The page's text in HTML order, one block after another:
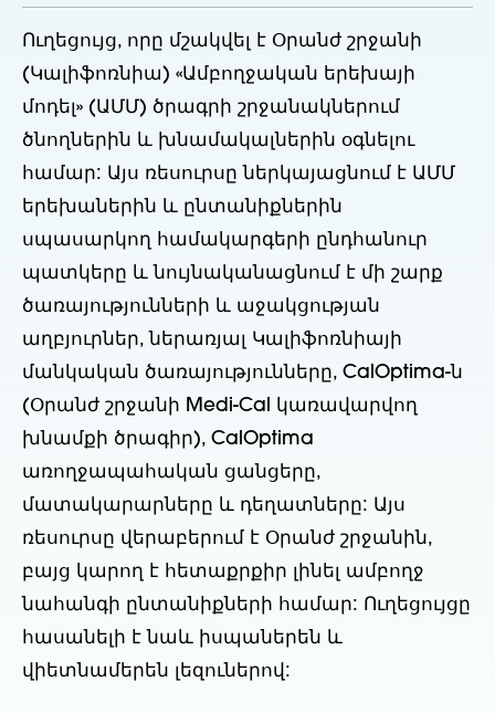
Ուղեցույց, որը մշակվել է Օրանժ շրջանի
(Կալիֆոռնիա) «Ամբողջական երեխայի
մոդել» (ԱՄՄ) ծրագրի շրջանակներում
ծնողներին և խնամակալներին օգնելու
համար: Այս ռեսուրսը ներկայացնում է ԱՄՄ
երեխաներին և ընտանիքներին
սպասարկող համակարգերի ընդհանուր
պատկերը և նույնականացնում է մի շարք
ծառայությունների և աջակցության
աղբյուրներ, ներառյալ Կալիֆոռնիայի
մանկական ծառայությունները, CalOptima-ն
(Օրանժ շրջանի Medi-Cal կառավարվող
խնամքի ծրագիր), CalOptima
առողջապահական ցանցերը,
մատակարարները և դեղատները: Այս
ռեսուրսը վերաբերում է Օրանժ շրջանին,
բայց կարող է հետաքրքիր լինել ամբողջ
նահանգի ընտանիքների համար: Ուղեցույցը
հասանելի է նաև իսպաներեն և
վիետնամերեն լեզուներով: